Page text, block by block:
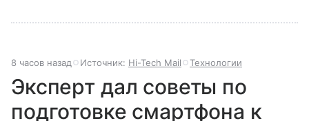
8 часов назад Источник: Hi-Tech Mail Технологии
Эксперт дал советы по
подготовке смартфона к